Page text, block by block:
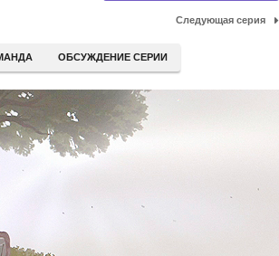
Следующая серия
ОБСУЖДЕНИЕ СЕРИИ